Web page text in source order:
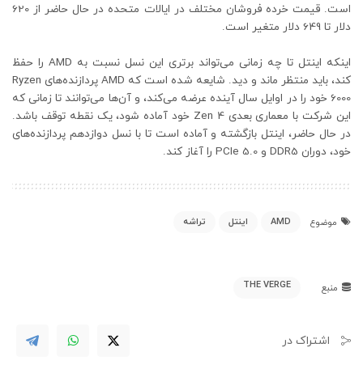
است. قیمت خرده فروشان مختلف در ایالات متحده در حال حاضر از 620
دلار تا 649 دلار متغیر است.
اینکه اینتل تا چه زمانی می‌تواند برتری این نسل نسبت به AMD را حفظ
کند، باید منتظر ماند و دید. شایعه شده است که AMD پردازنده‌های Ryzen
6000 خود را در اوایل سال آینده عرضه می‌کند، و آن‌ها می‌توانند تا زمانی که
این شرکت با معماری بعدی Zen 4 خود آماده شود، یک نقطه توقف باشد.
در حال حاضر، اینتل بازگشته و آماده است تا با نسل دوازدهم پردازنده‌های
خود، دوران DDR5 و PCIe 5.0 را آغاز کند.
موضوع AMD اینتل تراشه
منبع THE VERGE
اشتراک در